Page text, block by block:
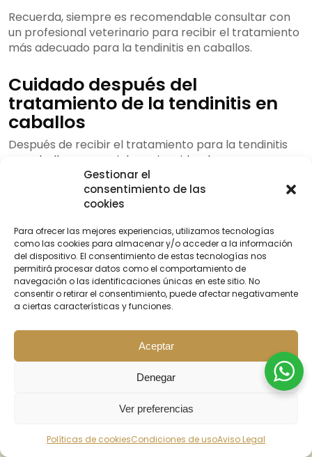
Gestionar el
consentimiento de las
cookies
Para ofrecer las mejores experiencias, utilizamos tecnologías
como las cookies para almacenar y/o acceder a la información
del dispositivo. El consentimiento de estas tecnologías nos
permitirá procesar datos como el comportamiento de
navegación o las identificaciones únicas en este sitio. No
consentir o retirar el consentimiento, puede afectar negativamente
a ciertas características y funciones.
Aceptar
Denegar
Ver preferencias
Políticas de cookiesCondiciones de usoAviso Legal
Recuerda, siempre es recomendable consultar con
un profesional veterinario para recibir el tratamiento
más adecuado para la tendinitis en caballos.
Cuidado después del
tratamiento de la tendinitis en
caballos
Después de recibir el tratamiento para la tendinitis
en caballos, es crucial seguir cuidando
adecuadamente los tendones para prevenir la
recurrencia de la condición. Aquí hay algunas
recomendaciones para el
Establece una vuelta al trabajo gradual:Es
importante reintroducir al caballo al trabajo de
manera progresiva y adaptar las sesiones de
entrenamiento según las necesidades
individuales del animal. Comienza con ejercicios
Monitorea cualquier señal de incomodidad:
Durante el proceso de recuperación, mantén un
ojo atento a cualquier signo de molestia o cojera
en el caballo. Si observas alguna señal de que la
tendinitis podría estar regresando, detén
inmediatamente el ejercicio y consulta a tu
veterinario.